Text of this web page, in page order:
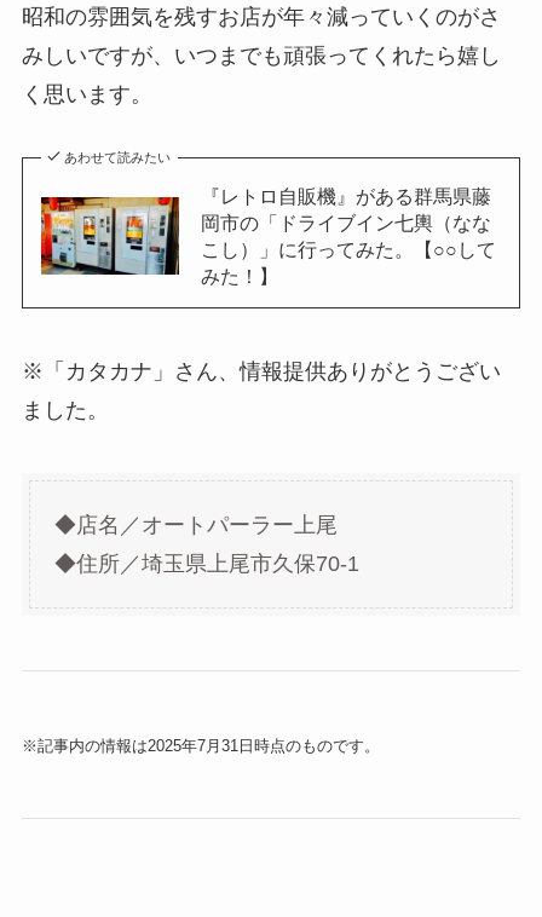
昭和の雰囲気を残すお店が年々減っていくのがさ
みしいですが、いつまでも頑張ってくれたら嬉し
く思います。
あわせて読みたい
『レトロ自販機』がある群馬県藤
岡市の「ドライブイン七輿（なな
こし）」に行ってみた。【○○して
みた！】
※「カタカナ」さん、情報提供ありがとうござい
ました。
◆店名／オートパーラー上尾
◆住所／埼玉県上尾市久保70-1
※記事内の情報は2025年7月31日時点のものです。